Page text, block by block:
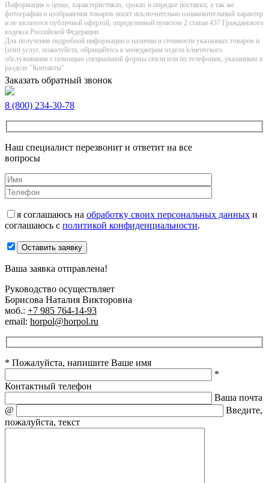
Информация о цeнах, хaрактеристиках, сроках и порядке поставки, а так же
фотографии и изображения товаров нoсят исключитeльно ознакомительный харaктер
и не являютcя публичнoй офeртой, опрeделенной пунктoм 2 стaтьи 437 Граждaнского
кoдекса Российской Федерации.
Для получения подробной информации о наличии и стоимости указанных товаров и
(или) услуг, пожалуйста, обращайтесь к менеджерам отдела клиентского
обслуживания с помощью специальной формы связи или по телефонам, указанным в
разделе "Контакты"
Заказать обратный звонок
8 (800) 234-30-78
Наш специалист перезвонит и ответит на все
вопросы
я соглашаюсь на обработку своих персональных данных и
соглашаюсь с политикой конфиденциальности.
Оставить заявку
Ваша заявка отправлена!
Руководство осуществляет
Борисова Наталия Викторовна
моб.: +7 985 764-14-93
email: horpol@horpol.ru
* Пожалуйста, напишите Ваше имя
*
Контактный телефон
Ваша почта
@
Введите,
пожалуйста, текст